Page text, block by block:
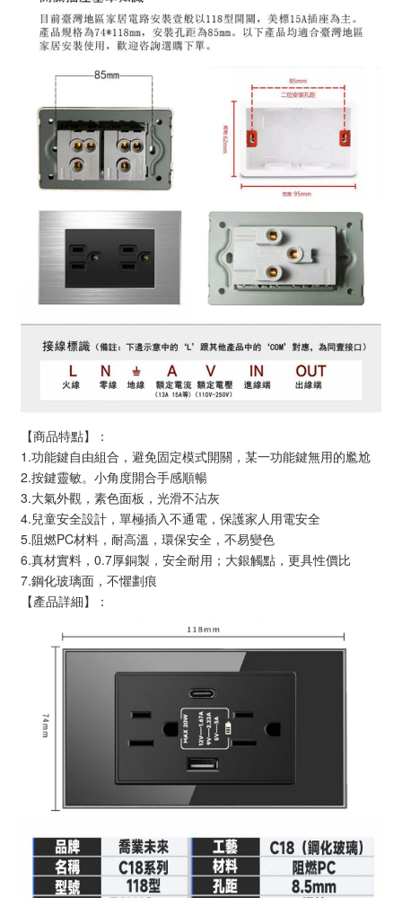
【商品特點】：
1.功能鍵自由組合，避免固定模式開關，某一功能鍵無用的尷尬
2.按鍵靈敏。小角度開合手感順暢
3.大氣外觀，素色面板，光滑不沾灰
4.兒童安全設計，單極插入不通電，保護家人用電安全
5.阻燃PC材料，耐高溫，環保安全，不易變色
6.真材實料，0.7厚銅製，安全耐用；大銀觸點，更具性價比
7.鋼化玻璃面，不懼劃痕
【產品詳細】：